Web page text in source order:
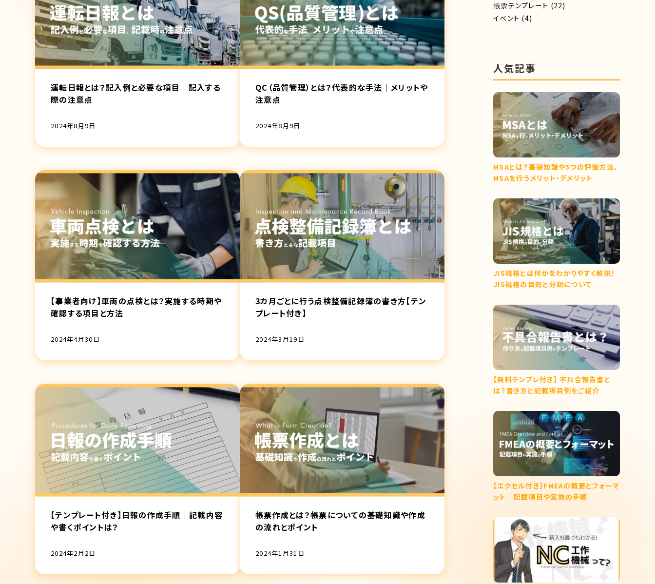
運転日報とは？記入例と必要な項目｜記入する
際の注意点
2024年8月9日
QC（品質管理）とは？代表的な手法｜メリットや
注意点
2024年8月9日
【事業者向け】車両の点検とは？実施する時期や
確認する項目と方法
2024年4月30日
3カ月ごとに行う点検整備記録簿の書き方【テン
プレート付き】
2024年3月19日
【テンプレート付き】日報の作成手順｜記載内容
や書くポイントは？
2024年2月2日
帳票作成とは？帳票についての基礎知識や作成
の流れとポイント
2024年1月31日
帳票テンプレート (22)
イベント (4)
人気記事
MSAとは？基礎知識や5つの評価方法、
MSAを行うメリット・デメリット
JIS規格とは何かをわかりやすく解説！
JIS規格の目的と分類について
【無料テンプレ付き】 不具合報告書と
は？書き方と記載項目例をご紹介
【エクセル付き】FMEAの概要とフォーマ
ット｜記載項目や実施の手順